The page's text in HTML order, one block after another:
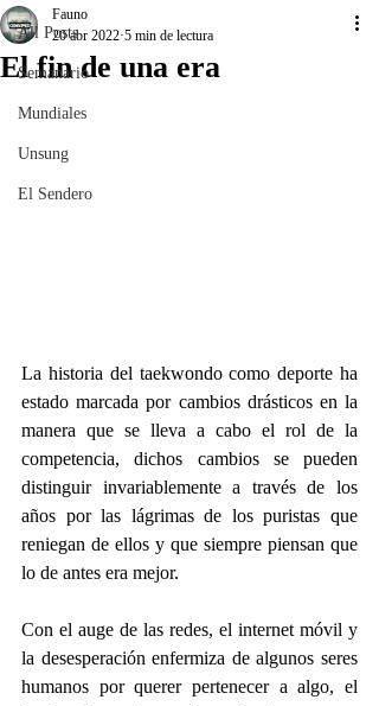
All Posts
Semanario
Mundiales
Unsung
El Sendero
El fin de una era
Fauno
20 abr 2022 5 min de lectura
La historia del taekwondo como deporte ha
estado marcada por cambios drásticos en la
manera que se lleva a cabo el rol de la
competencia, dichos cambios se pueden
distinguir invariablemente a través de los
años por las lágrimas de los puristas que
reniegan de ellos y que siempre piensan que
lo de antes era mejor.
Con el auge de las redes, el internet móvil y
la desesperación enfermiza de algunos seres
humanos por querer pertenecer a algo, el